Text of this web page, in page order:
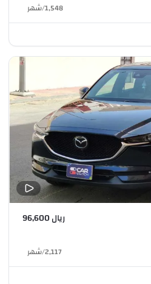
1,548
/شهر
ريال 96,600
2,117
/شهر